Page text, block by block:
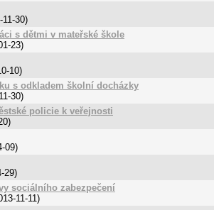
11-30)
s dětmi v mateřské škole
23)
10)
s odkladem školní docházky
30)
policie k veřejnosti
)
09)
29)
sociálního zabezpečení
11-11)